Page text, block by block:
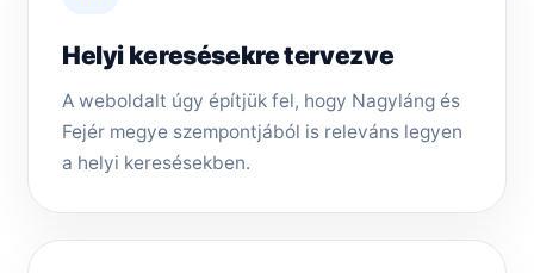
Helyi keresésekre tervezve
A weboldalt úgy építjük fel, hogy Nagyláng és
Fejér megye szempontjából is releváns legyen
a helyi keresésekben.